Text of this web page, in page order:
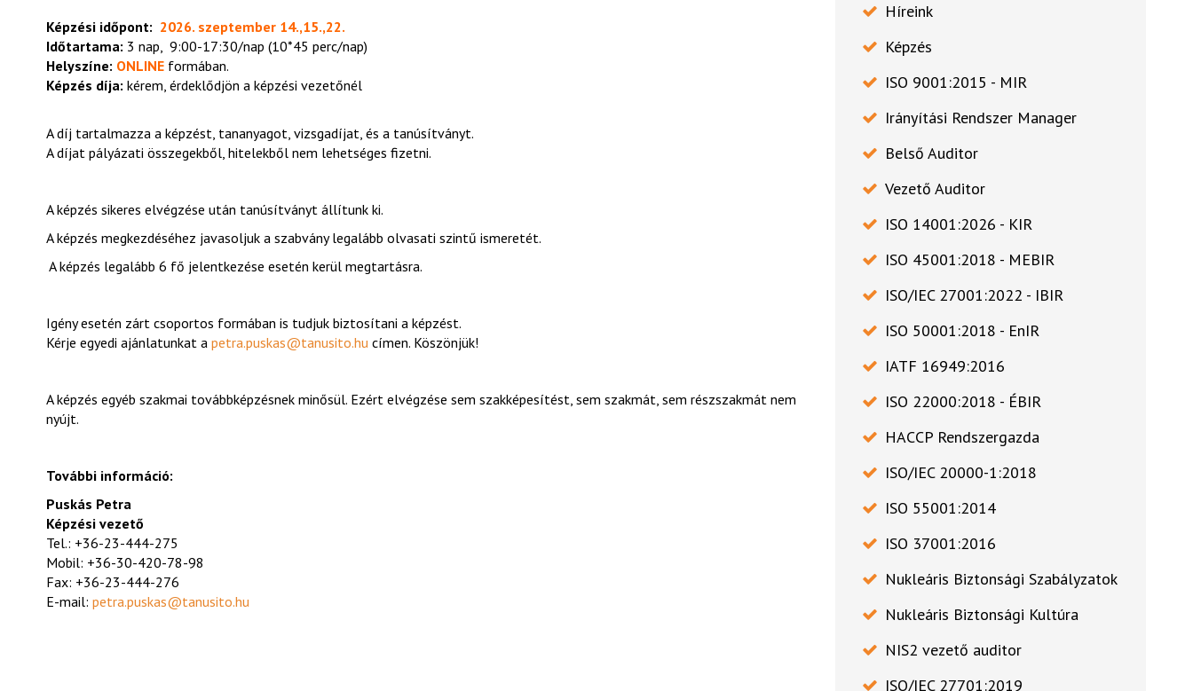
Képzési időpont: 2026. szeptember 14.,15.,22.
Időtartama: 3 nap, 9:00-17:30/nap (10*45 perc/nap)
Helyszíne: ONLINE formában.
Képzés díja: kérem, érdeklődjön a képzési vezetőnél
A díj tartalmazza a képzést, tananyagot, vizsgadíjat, és a tanúsítványt.
A díjat pályázati összegekből, hitelekből nem lehetséges fizetni.
A képzés sikeres elvégzése után tanúsítványt állítunk ki.
A képzés megkezdéséhez javasoljuk a szabvány legalább olvasati szintű ismeretét.
A képzés legalább 6 fő jelentkezése esetén kerül megtartásra.
Igény esetén zárt csoportos formában is tudjuk biztosítani a képzést.
Kérje egyedi ajánlatunkat a petra.puskas@tanusito.hu címen. Köszönjük!
A képzés egyéb szakmai továbbképzésnek minősül. Ezért elvégzése sem szakképesítést, sem szakmát, sem részszakmát nem
nyújt.
További információ:
Puskás Petra
Képzési vezető
Tel.: +36-23-444-275
Mobil: +36-30-420-78-98
Fax: +36-23-444-276
E-mail: petra.puskas@tanusito.hu
Híreink
Képzés
ISO 9001:2015 - MIR
Irányítási Rendszer Manager
Belső Auditor
Vezető Auditor
ISO 14001:2026 - KIR
ISO 45001:2018 - MEBIR
ISO/IEC 27001:2022 - IBIR
ISO 50001:2018 - EnIR
IATF 16949:2016
ISO 22000:2018 - ÉBIR
HACCP Rendszergazda
ISO/IEC 20000-1:2018
ISO 55001:2014
ISO 37001:2016
Nukleáris Biztonsági Szabályzatok
Nukleáris Biztonsági Kultúra
NIS2 vezető auditor
ISO/IEC 27701:2019